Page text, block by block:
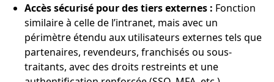
Accès sécurisé pour des tiers externes : Fonction
similaire à celle de l’intranet, mais avec un
périmètre étendu aux utilisateurs externes tels que
partenaires, revendeurs, franchisés ou sous-
traitants, avec des droits restreints et une